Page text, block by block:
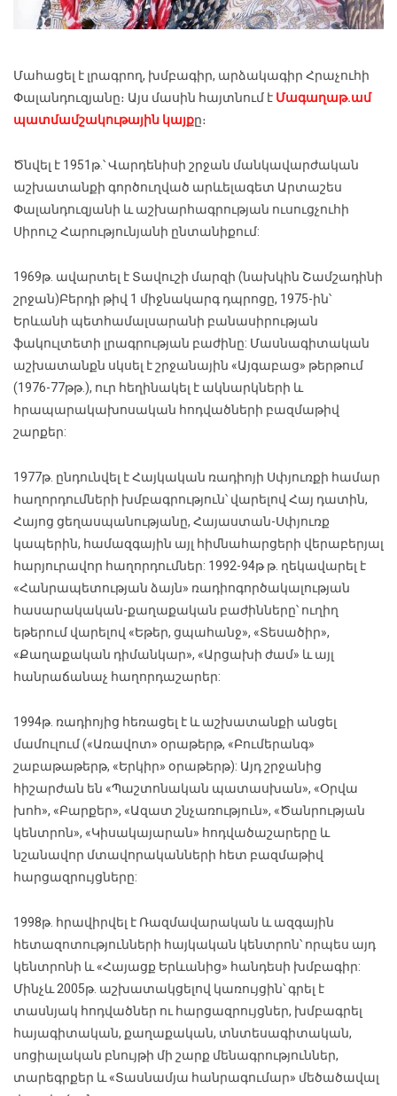
Մահացել է լրագրող, խմբագիր, արձակագիր Հրաչուհի
Փալանդուզյանը։ Այս մասին հայտնում է Մագաղաթ.ամ
պատմամշակութային կայքը։
Ծնվել է 1951թ.՝ Վարդենիսի շրջան մանկավարժական
աշխատանքի գործուղված արևելագետ Արտաշես
Փալանդուզյանի և աշխարհագրության ուսուցչուհի
Սիրուշ Հարությունյանի ընտանիքում:
1969թ. ավարտել է Տավուշի մարզի (նախկին Շամշադինի
շրջան)Բերդի թիվ 1 միջնակարգ դպրոցը, 1975-ին՝
Երևանի պետհամալսարանի բանասիրության
ֆակուլտետի լրագրության բաժինը: Մասնագիտական
աշխատանքն սկսել է շրջանային «Այգաբաց» թերթում
(1976-77թթ.), ուր հեղինակել է ակնարկների և
հրապարակախոսական հոդվածների բազմաթիվ
շարքեր:
1977թ. ընդունվել է Հայկական ռադիոյի Սփյուռքի համար
հաղորդումների խմբագրություն՝ վարելով Հայ դատին,
Հայոց ցեղասպանությանը, Հայաստան-Սփյուռք
կապերին, համազգային այլ հիմնահարցերի վերաբերյալ
հարյուրավոր հաղորդումներ: 1992-94թ թ. ղեկավարել է
«Հանրապետության ձայն» ռադիոգործակալության
հասարակական-քաղաքական բաժինները՝ ուղիղ
եթերում վարելով «Եթեր, ցպահանջ», «Տեսածիր»,
«Քաղաքական դիմանկար», «Արցախի ժամ» և այլ
հանրաճանաչ հաղորդաշարեր:
1994թ. ռադիոյից հեռացել է և աշխատանքի անցել
մամուլում («Առավոտ» օրաթերթ, «Բումերանգ»
շաբաթաթերթ, «Երկիր» օրաթերթ): Այդ շրջանից
հիշարժան են «Պաշտոնական պատասխան», «Օրվա
խոհ», «Բարքեր», «Ազատ շնչառություն», «Ծանրության
կենտրոն», «Կիսակայարան» հոդվածաշարերը և
նշանավոր մտավորականների հետ բազմաթիվ
հարցազրույցները:
1998թ. հրավիրվել է Ռազմավարական և ազգային
հետազոտությունների հայկական կենտրոն՝ որպես այդ
կենտրոնի և «Հայացք Երևանից» հանդեսի խմբագիր:
Մինչև 2005թ. աշխատակցելով կառույցին՝ գրել է
տասնյակ հոդվածներ ու հարցազրույցներ, խմբագրել
հայագիտական, քաղաքական, տնտեսագիտական,
սոցիալական բնույթի մի շարք մենագրություններ,
տարեգրքեր և «Տասնամյա հանրագումար» մեծածավալ